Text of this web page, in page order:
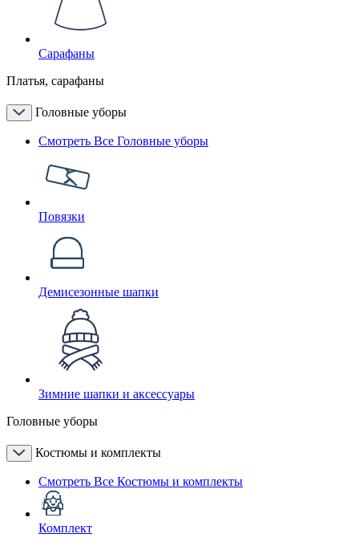
Сарафаны
Платья, сарафаны
Головные уборы
Смотреть Все Головные уборы
Повязки
Демисезонные шапки
Зимние шапки и аксессуары
Головные уборы
Костюмы и комплекты
Смотреть Все Костюмы и комплекты
Комплект